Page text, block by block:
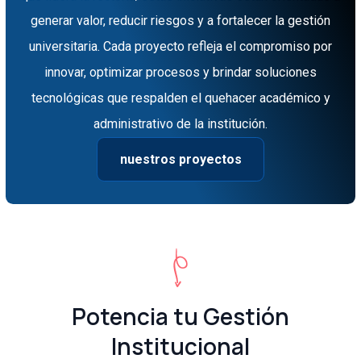
generar valor, reducir riesgos y a fortalecer la gestión
universitaria. Cada proyecto refleja el compromiso por
innovar, optimizar procesos y brindar soluciones
tecnológicas que respalden el quehacer académico y
administrativo de la institución.
nuestros proyectos
Potencia tu Gestión
Institucional